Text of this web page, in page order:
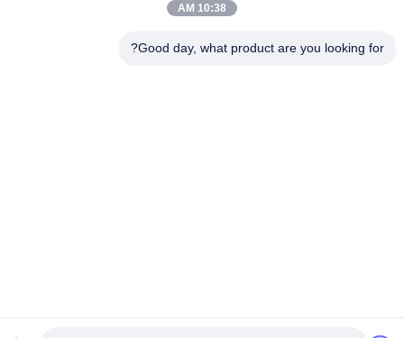
10:38 AM
Good day, what product are you looking for?